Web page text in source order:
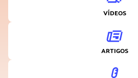
VÍDEOS
ARTIGOS